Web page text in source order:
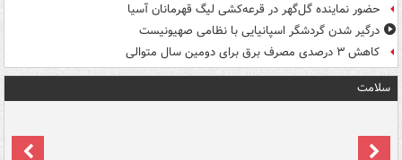
حضور نماینده گل‌گهر در قرعه‌کشی لیگ قهرمانان آسیا
درگیر شدن گردشگر اسپانیایی با نظامی صهیونیست
کاهش ۳ درصدی مصرف برق برای دومین سال متوالی
سلامت